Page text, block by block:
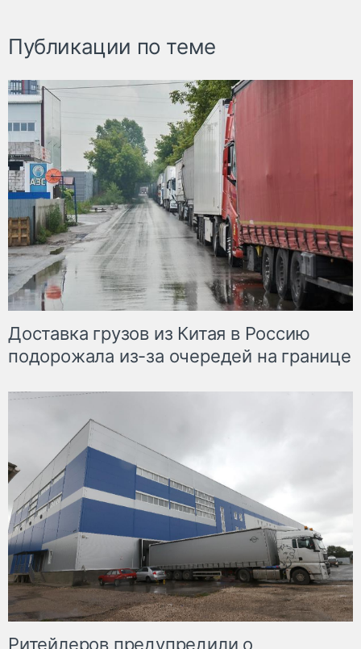
Публикации по теме
Доставка грузов из Китая в Россию
подорожала из-за очередей на границе
Ритейлеров предупредили о